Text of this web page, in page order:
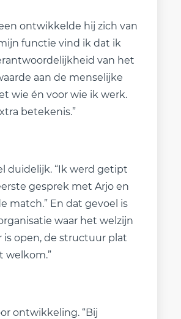
ontwikkelde hij zich van
functie vind ik dat ik
van het
aan de menselijke
wie én voor wie ik werk.
betekenis.”
duidelijk. “Ik werd getipt
gesprek met Arjo en
match.” En dat gevoel is
waar het welzijn
is open, de structuur plat
welkom.”
ontwikkeling. “Bij